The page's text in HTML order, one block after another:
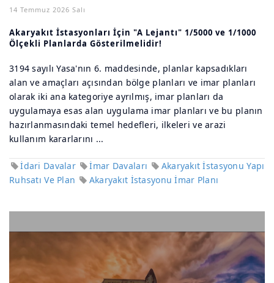
14 Temmuz 2026 Salı
Akaryakıt İstasyonları İçin "A Lejantı" 1/5000 ve 1/1000
Ölçekli Planlarda Gösterilmelidir!
3194 sayılı Yasa'nın 6. maddesinde, planlar kapsadıkları
alan ve amaçları açısından bölge planları ve imar planları
olarak iki ana kategoriye ayrılmış, imar planları da
uygulamaya esas alan uygulama imar planları ve bu planın
hazırlanmasındaki temel hedefleri, ilkeleri ve arazi
kullanım kararlarını ...
İdari Davalar İmar Davaları
Akaryakıt İstasyonu Yapı
Ruhsatı Ve Plan
Akaryakıt İstasyonu İmar Planı